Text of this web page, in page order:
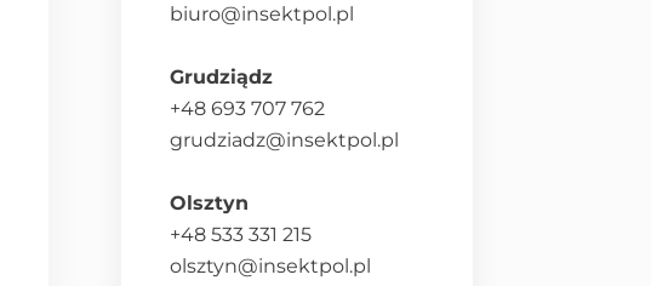
biuro@insektpol.pl
Grudziądz
+48 693 707 762
grudziadz@insektpol.pl
Olsztyn
+48 533 331 215
olsztyn@insektpol.pl